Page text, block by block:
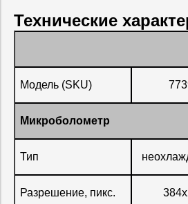
Технические
Модель (SKU)
Микроболометр
Тип
Разрешение, пикс.